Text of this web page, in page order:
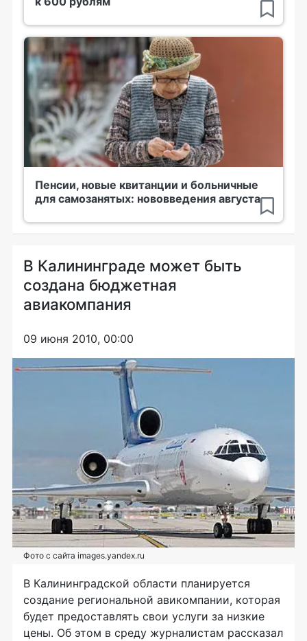
Пенсии, новые квитанции и больничные
для самозанятых: нововведения августа
В Калининграде может быть
создана бюджетная
авиакомпания
09 июня 2010, 00:00
Фото с сайта images.yandex.ru
В Калининградской области планируется
создание региональной авикомпании, которая
будет предоставлять свои услуги за низкие
цены. Об этом в среду журналистам рассказал